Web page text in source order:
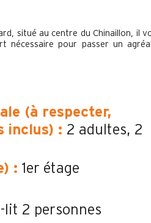
situé au centre du Chinaillon, il
nécessaire pour passer un
(à respecter,
inclus) : 2 adultes
2
: 1er étage
lit 2 personnes